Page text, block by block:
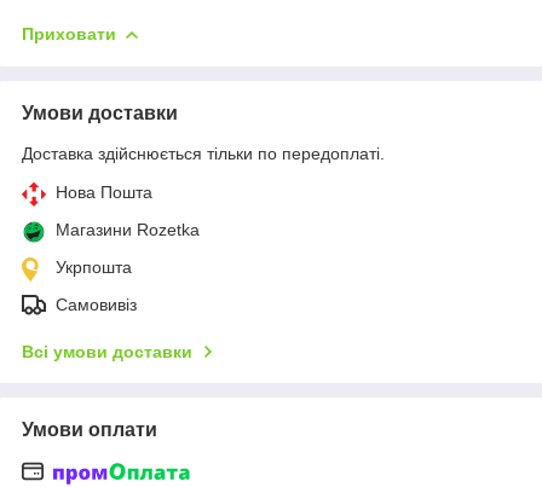
Приховати
Умови доставки
Доставка здійснюється тільки по передоплаті.
Нова Пошта
Магазини Rozetka
Укрпошта
Самовивіз
Всі умови доставки
Умови оплати